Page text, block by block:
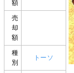
額
売
却
額
種
別
トーソ